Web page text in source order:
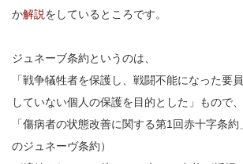
か解説をしているところです。
ジュネーブ条約というのは、
「戦争犠牲者を保護し、戦闘不能になった要
していない個人の保護を目的とした」もので、
「傷病者の状態改善に関する第1回赤十字条
のジュネーヴ条約）